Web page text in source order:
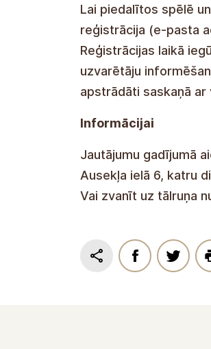
Lai piedalītos spēlē
reģistrācija (e-pasta
Reģistrācijas laikā
uzvarētāju
apstrādāti saskaņā
Informācijai
Jautājumu gadījumā
Ausekļa ielā 6, katru
Vai zvanīt uz tālruņa